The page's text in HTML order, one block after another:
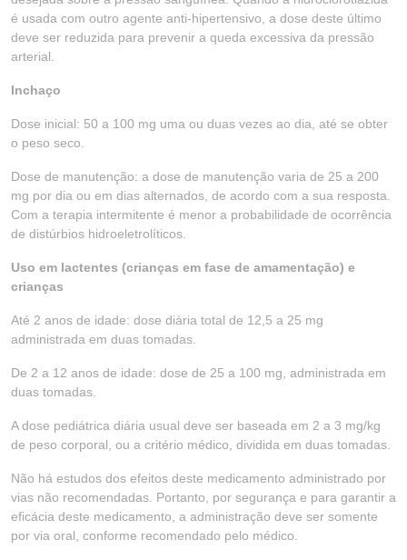
é usada com outro agente anti-hipertensivo, a dose deste último
deve ser reduzida para prevenir a queda excessiva da pressão
arterial.
Inchaço
Dose inicial: 50 a 100 mg uma ou duas vezes ao dia, até se obter
o peso seco.
Dose de manutenção: a dose de manutenção varia de 25 a 200
mg por dia ou em dias alternados, de acordo com a sua resposta.
Com a terapia intermitente é menor a probabilidade de ocorrência
de distúrbios hidroeletrolíticos.
Uso em lactentes (crianças em fase de amamentação) e
crianças
Até 2 anos de idade: dose diária total de 12,5 a 25 mg
administrada em duas tomadas.
De 2 a 12 anos de idade: dose de 25 a 100 mg, administrada em
duas tomadas.
A dose pediátrica diária usual deve ser baseada em 2 a 3 mg/kg
de peso corporal, ou a critério médico, dividida em duas tomadas.
Não há estudos dos efeitos deste medicamento administrado por
vias não recomendadas. Portanto, por segurança e para garantir a
eficácia deste medicamento, a administração deve ser somente
por via oral, conforme recomendado pelo médico.